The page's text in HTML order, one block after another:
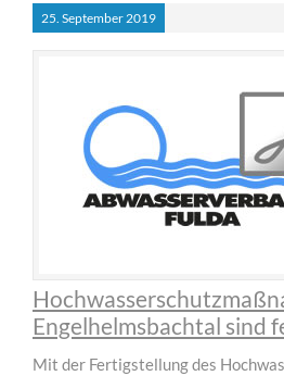
25. September2019
Engelhelmsbachtal sind
Mit der Fertigstellung des